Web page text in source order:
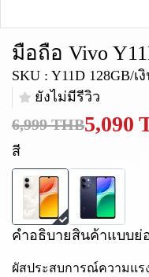
มือถือ Vivo
SKU : Y11D 128GB/เ
ยังไม่มีรีวิว
6,999 THB5,090
สี
คำอธิบายสินค้าแบบย่
ผัสประสบการณ์ความแร